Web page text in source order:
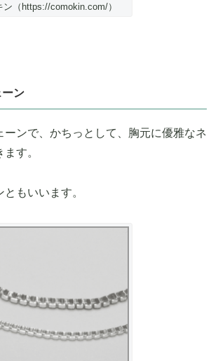
（https://comokin.com/）
ン
ーンで、かちっとして、胸元に優雅なネ
す。
もいいます。